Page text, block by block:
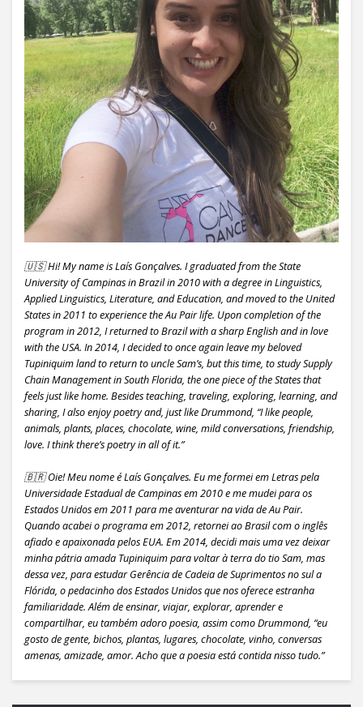
🇺🇸 Hi! My name is Laís Gonçalves. I graduated from the State
University of Campinas in Brazil in 2010 with a degree in Linguistics,
Applied Linguistics, Literature, and Education, and moved to the United
States in 2011 to experience the Au Pair life. Upon completion of the
program in 2012, I returned to Brazil with a sharp English and in love
with the USA. In 2014, I decided to once again leave my beloved
Tupiniquim land to return to uncle Sam’s, but this time, to study Supply
Chain Management in South Florida, the one piece of the States that
feels just like home. Besides teaching, traveling, exploring, learning, and
sharing, I also enjoy poetry and, just like Drummond, “I like people,
animals, plants, places, chocolate, wine, mild conversations, friendship,
love. I think there’s poetry in all of it.”
🇧🇷 Oie! Meu nome é Laís Gonçalves. Eu me formei em Letras pela
Universidade Estadual de Campinas em 2010 e me mudei para os
Estados Unidos em 2011 para me aventurar na vida de Au Pair.
Quando acabei o programa em 2012, retornei ao Brasil com o inglês
afiado e apaixonada pelos EUA. Em 2014, decidi mais uma vez deixar
minha pátria amada Tupiniquim para voltar à terra do tio Sam, mas
dessa vez, para estudar Gerência de Cadeia de Suprimentos no sul a
Flórida, o pedacinho dos Estados Unidos que nos oferece estranha
familiaridade. Além de ensinar, viajar, explorar, aprender e
compartilhar, eu também adoro poesia, assim como Drummond, “eu
gosto de gente, bichos, plantas, lugares, chocolate, vinho, conversas
amenas, amizade, amor. Acho que a poesia está contida nisso tudo.”